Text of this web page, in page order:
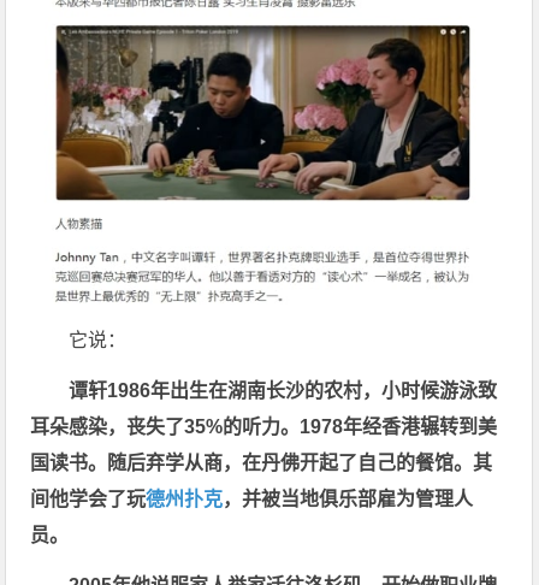
它说：
谭轩1986年出生在湖南长沙的农村，小时候游泳致
耳朵感染，丧失了35%的听力。1978年经香港辗转到美
国读书。随后弃学从商，在丹佛开起了自己的餐馆。其
间他学会了玩德州扑克，并被当地俱乐部雇为管理人
员。